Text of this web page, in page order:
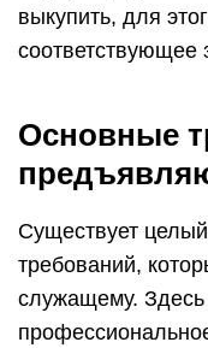
выкупить, для
соответствующее
Основные
Существует
требований,
служащему.